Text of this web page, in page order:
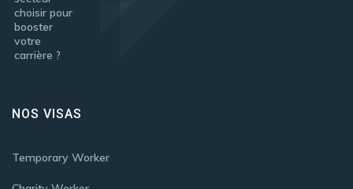
NOS VISAS
Temporary Worker